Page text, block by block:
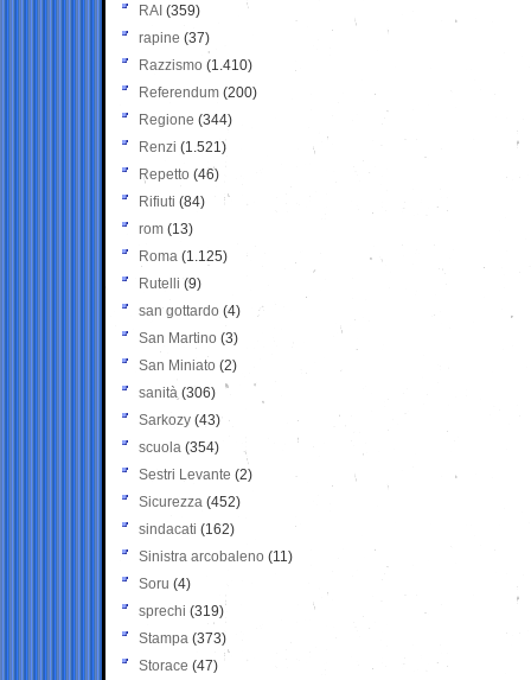
RAI (359)
rapine (37)
Razzismo (1.410)
Referendum (200)
Regione (344)
Renzi (1.521)
Repetto (46)
Rifiuti (84)
rom (13)
Roma (1.125)
Rutelli (9)
san gottardo (4)
San Martino (3)
San Miniato (2)
sanità (306)
Sarkozy (43)
scuola (354)
Sestri Levante (2)
Sicurezza (452)
sindacati (162)
Sinistra arcobaleno (11)
Soru (4)
sprechi (319)
Stampa (373)
Storace (47)